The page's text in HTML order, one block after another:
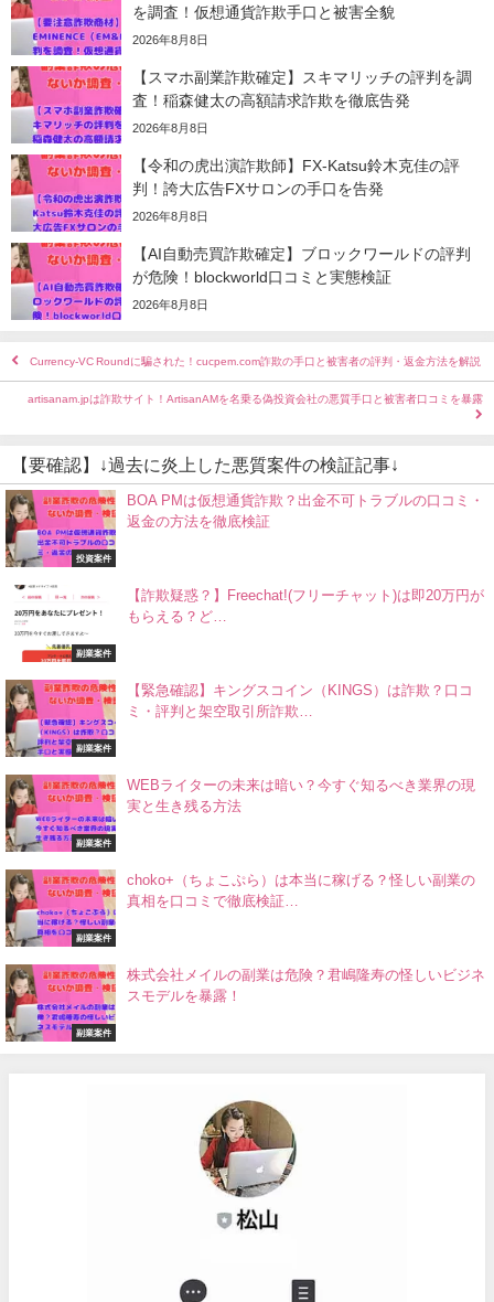
を調査！仮想通貨詐欺手口と被害全貌
2026年8月8日
【スマホ副業詐欺確定】スキマリッチの評判を調
査！稲森健太の高額請求詐欺を徹底告発
2026年8月8日
【令和の虎出演詐欺師】FX-Katsu鈴木克佳の評
判！誇大広告FXサロンの手口を告発
2026年8月8日
【AI自動売買詐欺確定】ブロックワールドの評判
が危険！blockworld口コミと実態検証
2026年8月8日
Currency-VC Roundに騙された！cucpem.com詐欺の手口と被害者の評判・返金方法を解説
artisanam.jpは詐欺サイト！ArtisanAMを名乗る偽投資会社の悪質手口と被害者口コミを暴露
【要確認】↓過去に炎上した悪質案件の検証記事↓
投資案件
BOA PMは仮想通貨詐欺？出金不可トラブルの口コミ・
返金の方法を徹底検証
副業案件
【詐欺疑惑？】Freechat!(フリーチャット)は即20万円が
もらえる？ど…
副業案件
【緊急確認】キングスコイン（KINGS）は詐欺？口コ
ミ・評判と架空取引所詐欺…
副業案件
WEBライターの未来は暗い？今すぐ知るべき業界の現
実と生き残る方法
副業案件
choko+（ちょこぷら）は本当に稼げる？怪しい副業の
真相を口コミで徹底検証…
副業案件
株式会社メイルの副業は危険？君嶋隆寿の怪しいビジネ
スモデルを暴露！